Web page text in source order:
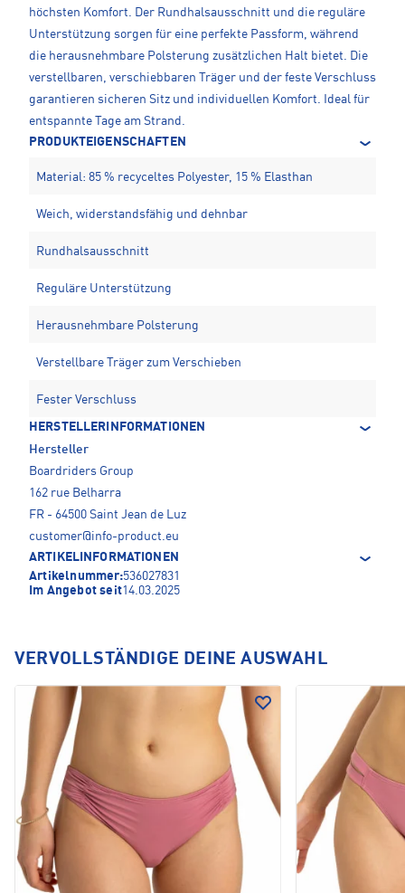
höchsten Komfort. Der Rundhalsausschnitt und die reguläre
Unterstützung sorgen für eine perfekte Passform, während
die herausnehmbare Polsterung zusätzlichen Halt bietet. Die
verstellbaren, verschiebbaren Träger und der feste Verschluss
garantieren sicheren Sitz und individuellen Komfort. Ideal für
entspannte Tage am Strand.
PRODUKTEIGENSCHAFTEN
Material: 85 % recyceltes Polyester, 15 % Elasthan
Weich, widerstandsfähig und dehnbar
Rundhalsausschnitt
Reguläre Unterstützung
Herausnehmbare Polsterung
Verstellbare Träger zum Verschieben
Fester Verschluss
HERSTELLERINFORMATIONEN
Hersteller
Boardriders Group
162 rue Belharra
FR - 64500 Saint Jean de Luz
customer@info-product.eu
ARTIKELINFORMATIONEN
Artikelnummer:536027831
Im Angebot seit14.03.2025
VERVOLLSTÄNDIGE DEINE AUSWAHL